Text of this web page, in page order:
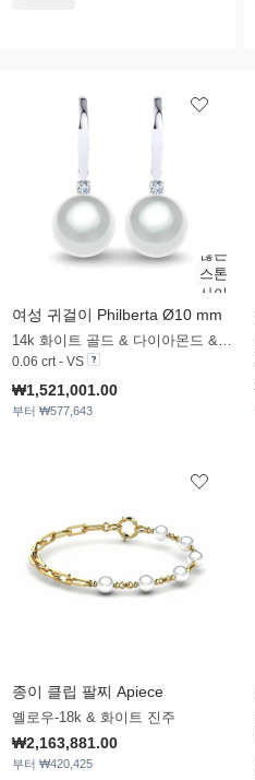
여성 귀걸이 Philberta Ø10 mm
14k 화이트 골드 & 다이아몬드 & 화이트 진주
0.06 crt - VS
₩1,521,001.00
부터 ₩577,643
종이 클립 팔찌 Apiece
옐로우-18k & 화이트 진주
₩2,163,881.00
부터 ₩420,425